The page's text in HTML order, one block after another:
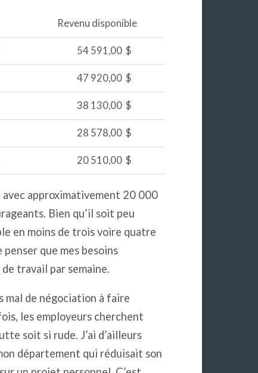
Revenu disponible
54 591,00 $
47 920,00 $
38 130,00 $
28 578,00 $
20 510,00 $
approximativement 20 000
Bien qu’il soit peu
en moins de trois voire quatre
que mes besoins
travail par semaine.
mal de négociation à faire
les employeurs cherchent
soit si rude. J’ai d’ailleurs
département qui réduisait son